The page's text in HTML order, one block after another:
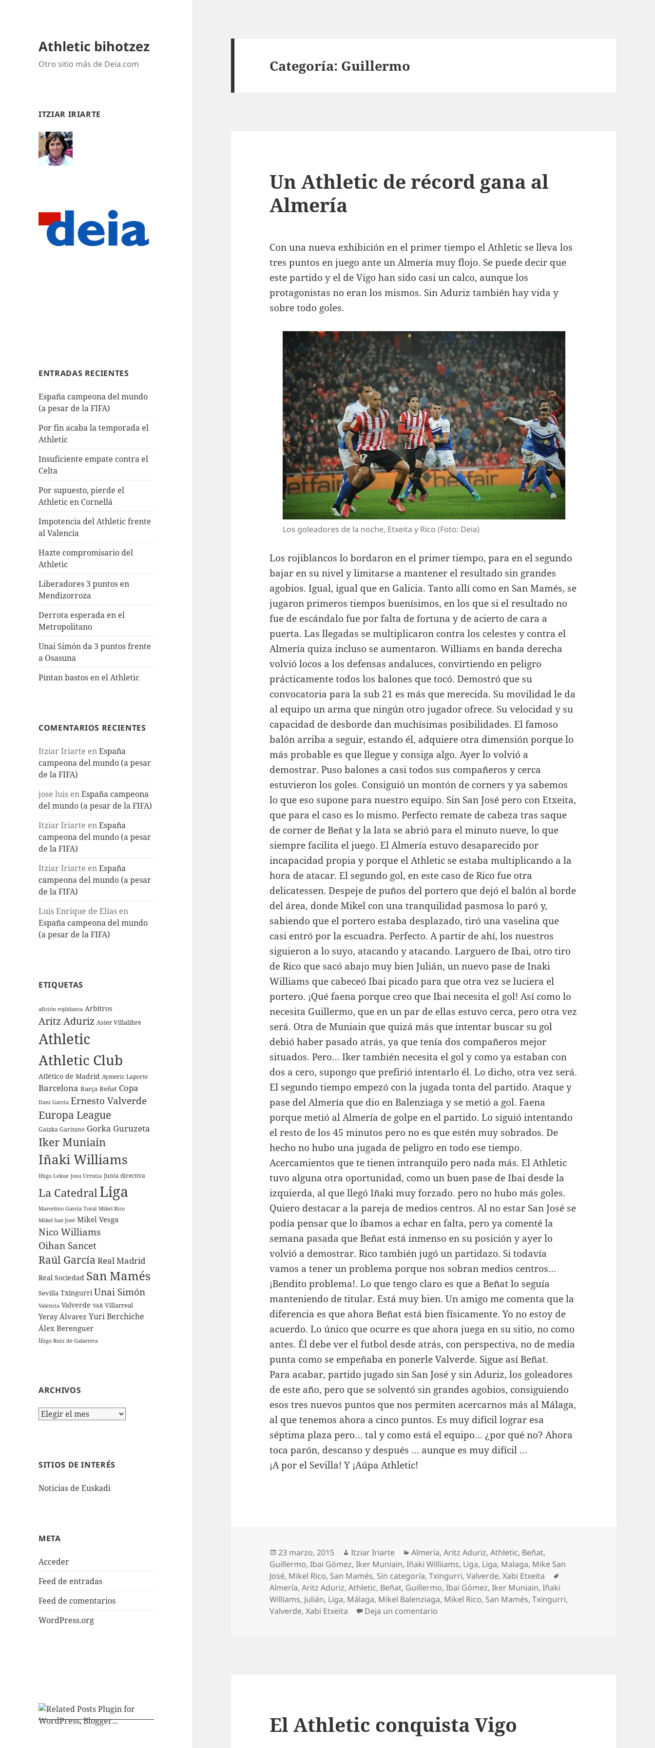
Athletic bihotzez
Otro sitio más de Deia.com
ITZIAR IRIARTE
ENTRADAS RECIENTES
España campeona del mundo
(a pesar de la FIFA)
Por fin acaba la temporada el
Athletic
Insuficiente empate contra el
Celta
Por supuesto, pierde el
Athletic en Cornellá
Impotencia del Athletic frente
al Valencia
Hazte compromisario del
Athletic
Liberadores 3 puntos en
Mendizorroza
Derrota esperada en el
Metropolitano
Unai Simón da 3 puntos frente
a Osasuna
Pintan bastos en el Athletic
COMENTARIOS RECIENTES
Itziar Iriarte enEspaña
campeona del mundo (a pesar
de la FIFA)
jose luis enEspaña campeona
del mundo (a pesar de la FIFA)
Itziar Iriarte enEspaña
campeona del mundo (a pesar
de la FIFA)
Itziar Iriarte enEspaña
campeona del mundo (a pesar
de la FIFA)
Luis Enrique de Elías en
España campeona del mundo
(a pesar de la FIFA)
ETIQUETAS
afición rojiblanca Arbitros
Aritz Aduriz Asier Villalibre
Athletic
Athletic Club
Atlético de Madrid Aymeric Laporte
Barcelona Barça Beñat Copa
Dani García Ernesto Valverde
Europa League
Gaizka Garitano Gorka Guruzeta
Iker Muniain
Iñaki Williams
Iñigo Lekue Josu Urrutia Junta directiva
La CatedralLiga
Marcelino García Toral Mikel Rico
Mikel San José Mikel Vesga
Nico Williams
Oihan Sancet
Raúl García Real Madrid
Real Sociedad San Mamés
Sevilla Txingurri Unai Simón
Valencia Valverde VAR Villarreal
Yeray Álvarez Yuri Berchiche
Álex Berenguer
Íñigo Ruiz de Galarreta
ARCHIVOS
Archivos
SITIOS DE INTERÉS
Noticias de Euskadi
META
Acceder
Feed de entradas
Feed de comentarios
WordPress.org
Categoría: Guillermo
Un Athletic de récord gana al
Almería
Con una nueva exhibición en el primer tiempo el Athletic se lleva los
tres puntos en juego ante un Almería muy flojo. Se puede decir que
este partido y el de Vigo han sido casi un calco, aunque los
protagonistas no eran los mismos. Sin Aduriz también hay vida y
sobre todo goles.
Los goleadores de la noche, Etxeita y Rico (Foto: Deia)
Los rojiblancos lo bordaron en el primer tiempo, para en el segundo
bajar en su nivel y limitarse a mantener el resultado sin grandes
agobios. Igual, igual que en Galicia. Tanto allí como en San Mamés, se
jugaron primeros tiempos buenísimos, en los que si el resultado no
fue de escándalo fue por falta de fortuna y de acierto de cara a
puerta. Las llegadas se multiplicaron contra los celestes y contra el
Almería quiza incluso se aumentaron. Williams en banda derecha
volvió locos a los defensas andaluces, convirtiendo en peligro
prácticamente todos los balones que tocó. Demostró que su
convocatoria para la sub 21 es más que merecida. Su movilidad le da
al equipo un arma que ningún otro jugador ofrece. Su velocidad y su
capacidad de desborde dan muchísimas posibilidades. El famoso
balón arriba a seguir, estando él, adquiere otra dimensión porque lo
más probable es que llegue y consiga algo. Ayer lo volvió a
demostrar. Puso balones a casi todos sus compañeros y cerca
estuvieron los goles. Consiguió un montón de corners y ya sabemos
lo que eso supone para nuestro equipo. Sin San José pero con Etxeita,
que para el caso es lo mismo. Perfecto remate de cabeza tras saque
de corner de Beñat y la lata se abrió para el minuto nueve, lo que
siempre facilita el juego. El Almería estuvo desaparecido por
incapacidad propia y porque el Athletic se estaba multiplicando a la
hora de atacar. El segundo gol, en este caso de Rico fue otra
delicatessen. Despeje de puños del portero que dejó el balón al borde
del área, donde Mikel con una tranquilidad pasmosa lo paró y,
sabiendo que el portero estaba desplazado, tiró una vaselina que
casi entró por la escuadra. Perfecto. A partir de ahí, los nuestros
siguieron a lo suyo, atacando y atacando. Larguero de Ibai, otro tiro
de Rico que sacó abajo muy bien Julián, un nuevo pase de Inaki
Williams que cabeceó Ibai picado para que otra vez se luciera el
portero. ¡Qué faena porque creo que Ibai necesita el gol! Así como lo
necesita Guillermo, que en un par de ellas estuvo cerca, pero otra vez
será. Otra de Muniain que quizá más que intentar buscar su gol
debió haber pasado atrás, ya que tenía dos compañeros mejor
situados. Pero… Iker también necesita el gol y como ya estaban con
dos a cero, supongo que prefirió intentarlo él. Lo dicho, otra vez será.
El segundo tiempo empezó con la jugada tonta del partido. Ataque y
pase del Almería que dio en Balenziaga y se metió a gol. Faena
porque metió al Almería de golpe en el partido. Lo siguió intentando
el resto de los 45 minutos pero no es que estén muy sobrados. De
hecho no hubo una jugada de peligro en todo ese tiempo.
Acercamientos que te tienen intranquilo pero nada más. El Athletic
tuvo alguna otra oportunidad, como un buen pase de Ibai desde la
izquierda, al que llegó Iñaki muy forzado. pero no hubo más goles.
Quiero destacar a la pareja de medios centros. Al no estar San José se
podía pensar que lo íbamos a echar en falta, pero ya comenté la
semana pasada que Beñat está inmenso en su posición y ayer lo
volvió a demostrar. Rico también jugó un partidazo. Si todavía
vamos a tener un problema porque nos sobran medios centros…
¡Bendito problema!. Lo que tengo claro es que a Beñat lo seguía
manteniendo de titular. Está muy bien. Un amigo me comenta que la
diferencia es que ahora Beñat está bien físicamente. Yo no estoy de
acuerdo. Lo único que ocurre es que ahora juega en su sitio, no como
antes. Él debe ver el futbol desde atrás, con perspectiva, no de media
punta como se empeñaba en ponerle Valverde. Sigue así Beñat.
Para acabar, partido jugado sin San José y sin Aduriz, los goleadores
de este año, pero que se solventó sin grandes agobios, consiguiendo
esos tres nuevos puntos que nos permiten acercarnos más al Málaga,
al que tenemos ahora a cinco puntos. Es muy difícil lograr esa
séptima plaza pero… tal y como está el equipo… ¿por qué no? Ahora
toca parón, descanso y después … aunque es muy difícil …
¡A por el Sevilla! Y ¡Aúpa Athletic!
Publicado
el
23 marzo, 2015 Autor
Itziar Iriarte Categorías
Almería,Aritz Aduriz,Athletic, Beñat,
Guillermo,Ibai Gómez,Iker Muniain,Iñaki Williiams, Liga, Liga, Malaga, Mike San
José, Mikel Rico, San Mamés, Sin categoría,Txingurri,Valverde,Xabi Etxeita
Almería,Aritz Aduriz,Athletic, Beñat, Guillermo,Ibai Gómez,Iker Muniain,Iñaki
Williams, Julián, Liga, Málaga, Mikel Balenziaga, Mikel Rico, San Mamés,Txingurri,
Valverde,Xabi Etxeita Deja un comentario
El Athletic conquista Vigo